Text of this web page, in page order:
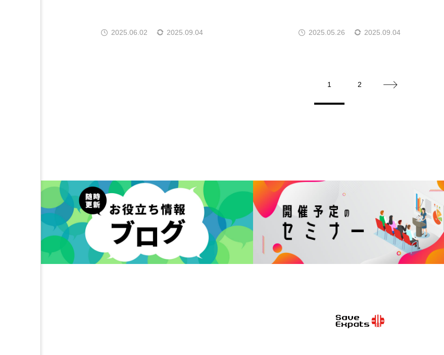
2025.06.02 2025.09.04 2025.05.26 2025.09.04
1 2